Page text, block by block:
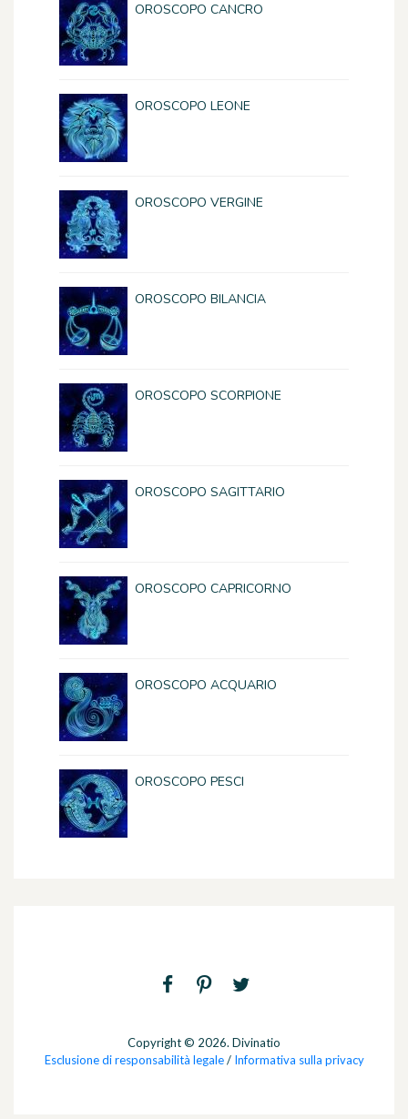
OROSCOPO CANCRO
OROSCOPO LEONE
OROSCOPO VERGINE
OROSCOPO BILANCIA
OROSCOPO SCORPIONE
OROSCOPO SAGITTARIO
OROSCOPO CAPRICORNO
OROSCOPO ACQUARIO
OROSCOPO PESCI
Copyright © 2026. Divinatio
Esclusione di responsabilità legale/ Informativa sulla privacy